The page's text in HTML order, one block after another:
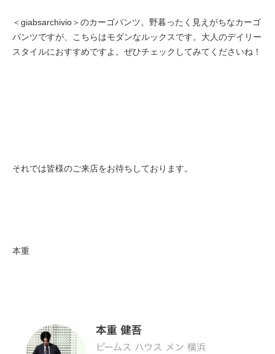
＜giabsarchivio＞のカーゴパンツ。 野暮ったく見えがちなカーゴ
パンツですが、こちらはモダンなルックスです。大人のデイリー
スタイルにおすすめですよ。ぜひチェックしてみてくださいね！
それでは皆様のご来店をお待ちしております。
本重